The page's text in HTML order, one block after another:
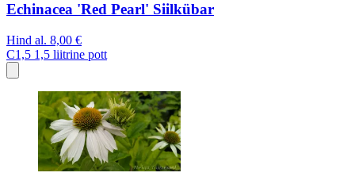
Echinacea 'Red Pearl' Siilkübar
Hind al. 8,00 €
C1,5 1,5 liitrine pott